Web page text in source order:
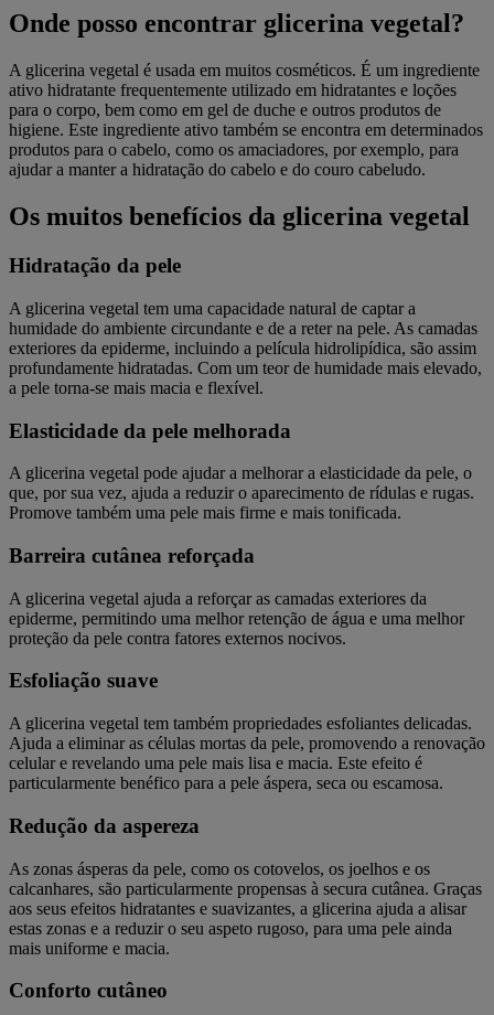
Onde posso encontrar glicerina vegetal?
A glicerina vegetal é usada em muitos cosméticos. É um ingrediente
ativo hidratante frequentemente utilizado em hidratantes e loções
para o corpo, bem como em gel de duche e outros produtos de
higiene. Este ingrediente ativo também se encontra em determinados
produtos para o cabelo, como os amaciadores, por exemplo, para
ajudar a manter a hidratação do cabelo e do couro cabeludo.
Os muitos benefícios da glicerina vegetal
Hidratação da pele
A glicerina vegetal tem uma capacidade natural de captar a
humidade do ambiente circundante e de a reter na pele. As camadas
exteriores da epiderme, incluindo a película hidrolipídica, são assim
profundamente hidratadas. Com um teor de humidade mais elevado,
a pele torna-se mais macia e flexível.
Elasticidade da pele melhorada
A glicerina vegetal pode ajudar a melhorar a elasticidade da pele, o
que, por sua vez, ajuda a reduzir o aparecimento de rídulas e rugas.
Promove também uma pele mais firme e mais tonificada.
Barreira cutânea reforçada
A glicerina vegetal ajuda a reforçar as camadas exteriores da
epiderme, permitindo uma melhor retenção de água e uma melhor
proteção da pele contra fatores externos nocivos.
Esfoliação suave
A glicerina vegetal tem também propriedades esfoliantes delicadas.
Ajuda a eliminar as células mortas da pele, promovendo a renovação
celular e revelando uma pele mais lisa e macia. Este efeito é
particularmente benéfico para a pele áspera, seca ou escamosa.
Redução da aspereza
As zonas ásperas da pele, como os cotovelos, os joelhos e os
calcanhares, são particularmente propensas à secura cutânea. Graças
aos seus efeitos hidratantes e suavizantes, a glicerina ajuda a alisar
estas zonas e a reduzir o seu aspeto rugoso, para uma pele ainda
mais uniforme e macia.
Conforto cutâneo